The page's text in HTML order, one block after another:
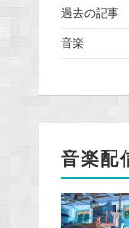
過去の記事
音楽
音楽配